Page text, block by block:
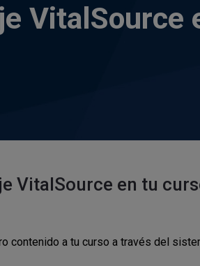
VitalSource
VitalSource en tu
contenido a tu curso a través del